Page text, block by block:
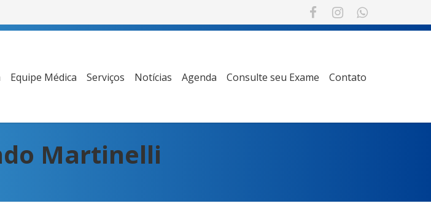
Equipe Médica Serviços Notícias Agenda Consulte seu Exame Contato
Martinelli